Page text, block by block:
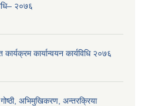
२०७६
कार्यान्वयन कार्यविधि २०७६
अभिमुखिकरण, अन्तरक्रिया